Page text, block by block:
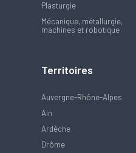
Plasturgie
Mécanique, métallurgie,
machines et robotique
Territoires
Auvergne-Rhône-Alpes
Ain
Ardèche
Drôme